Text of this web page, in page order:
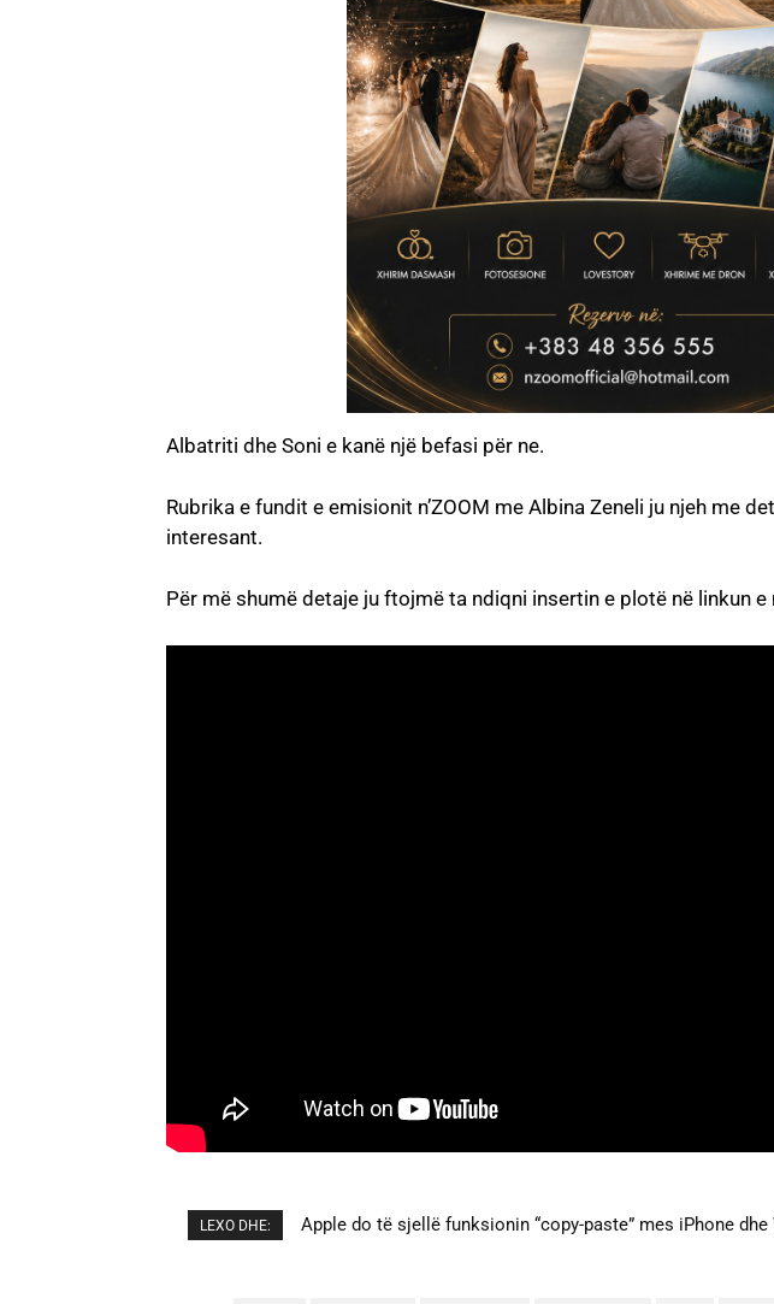
Albatriti dhe Soni e kanë një befasi për ne.
Rubrika e fundit e emisionit n’ZOOM me Albina Zeneli ju njeh me
interesant.
Për më shumë detaje ju ftojmë ta ndiqni insertin e plotë në linkun
LEXO DHE: Cristiano Ronaldo dhe Georgina martohen këtë të shtunë,